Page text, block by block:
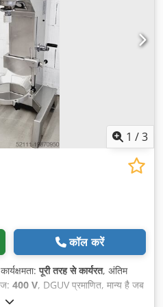
1 /3
कॉल करें
पूरी तरह से कार्यरत, अंतिम
400 V, DGUV प्रमाणित, मान्य है जब